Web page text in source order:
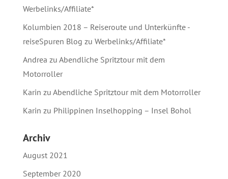
Werbelinks/Affiliate*
Kolumbien 2018 – Reiseroute und Unterkünfte -
reiseSpuren Blog zu Werbelinks/Affiliate*
Andrea zu Abendliche Spritztour mit dem
Motorroller
Karin zu Abendliche Spritztour mit dem Motorroller
Karin zu Philippinen Inselhopping – Insel Bohol
Archiv
August 2021
September 2020